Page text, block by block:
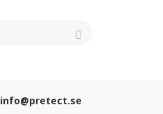
info@pretect.se